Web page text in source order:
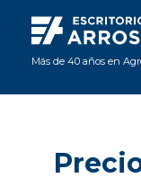
Más de 40 años en